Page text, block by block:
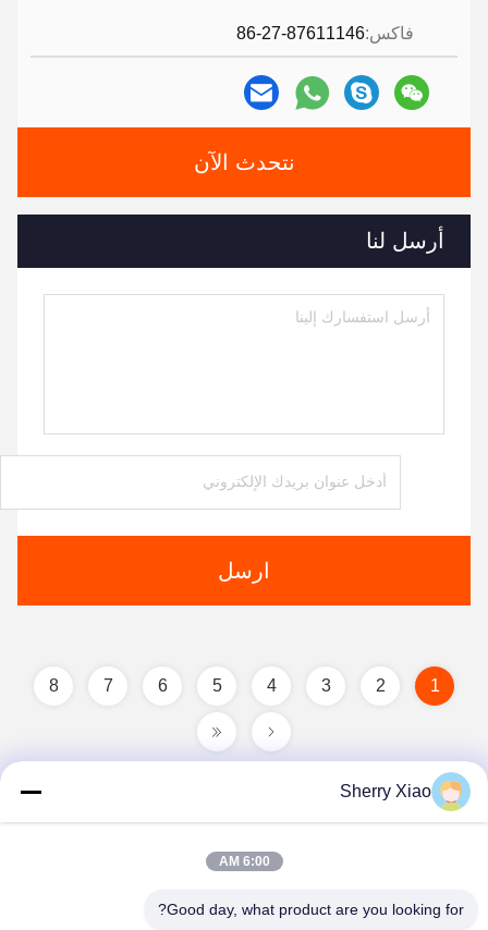
فاكس:86-27-87611146
نتحدث الآن
أرسل لنا
ارسل
1
2
3
4
5
6
7
8
Sherry Xiao
6:00 AM
Good day, what product are you looking for?